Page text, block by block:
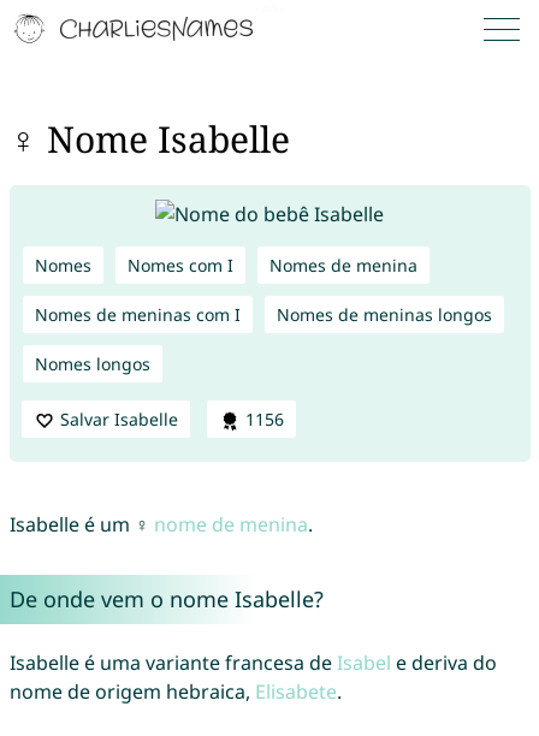
♀ Nome Isabelle
Nomes Nomes com I Nomes de menina
Nomes de meninas com I Nomes de meninas longos
Nomes longos
Salvar Isabelle 1156
Isabelle é um ♀ nome de menina.
De onde vem o nome Isabelle?
Isabelle é uma variante francesa deIsabel e deriva do
nome de origem hebraica, Elisabete.